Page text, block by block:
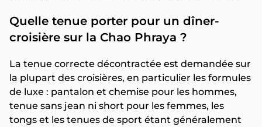
Quelle tenue porter pour un dîner-
croisière sur la Chao Phraya ?
La tenue correcte décontractée est demandée sur
la plupart des croisières, en particulier les formules
de luxe : pantalon et chemise pour les hommes,
tenue sans jean ni short pour les femmes, les
tongs et les tenues de sport étant généralement